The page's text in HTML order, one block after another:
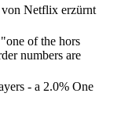
Netflix erzürnt
of the hors
numbers are
- a 2.0% One